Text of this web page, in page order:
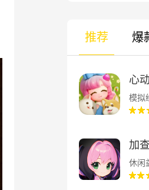
推荐 爆
心
模拟
加
休闲